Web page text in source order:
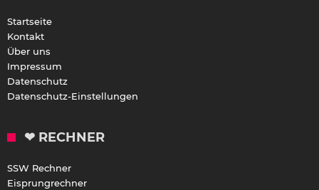
Startseite
Kontakt
Über uns
Impressum
Datenschutz
Datenschutz-Einstellungen
❤ RECHNER
SSW Rechner
Eisprungrechner